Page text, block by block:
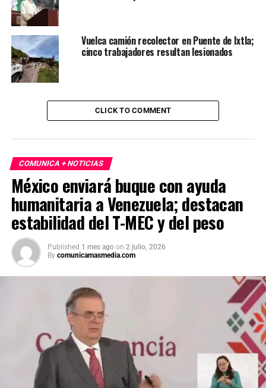
Vuelca camión recolector en Puente de Ixtla;
cinco trabajadores resultan lesionados
CLICK TO COMMENT
COMUNICA + NOTICIAS
México enviará buque con ayuda
humanitaria a Venezuela; destacan
estabilidad del T-MEC y del peso
Published 1 mes ago on 2 julio, 2026
By comunicamasmedia.com